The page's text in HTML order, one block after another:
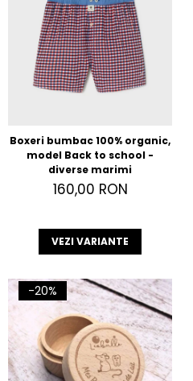
Boxeri bumbac 100% organic,
model Back to school -
diverse marimi
160,00 RON
VEZI VARIANTE
-20%